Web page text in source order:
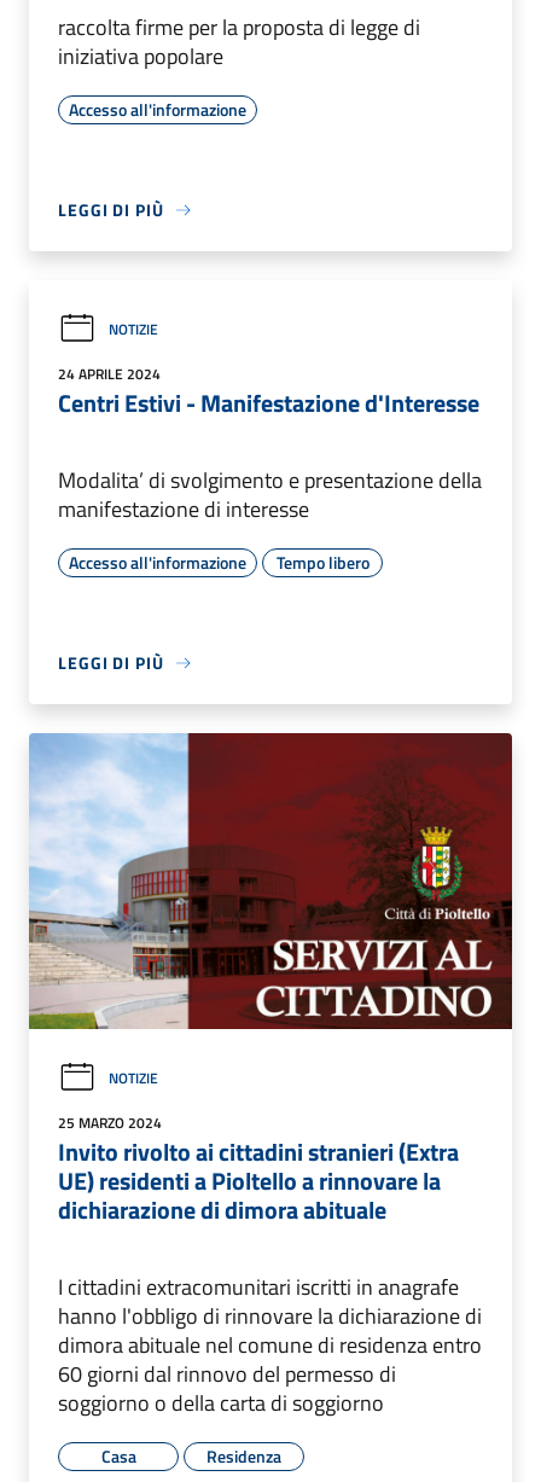
raccolta firme per la proposta di legge di
iniziativa popolare
Accesso all'informazione
LEGGI DI PIÙ
NOTIZIE
24 APRILE 2024
Centri Estivi - Manifestazione d'Interesse
Modalita’ di svolgimento e presentazione della
manifestazione di interesse
Accesso all'informazione Tempo libero
LEGGI DI PIÙ
NOTIZIE
25 MARZO 2024
Invito rivolto ai cittadini stranieri (Extra
UE) residenti a Pioltello a rinnovare la
dichiarazione di dimora abituale
I cittadini extracomunitari iscritti in anagrafe
hanno l'obbligo di rinnovare la dichiarazione di
dimora abituale nel comune di residenza entro
60 giorni dal rinnovo del permesso di
soggiorno o della carta di soggiorno
Casa Residenza